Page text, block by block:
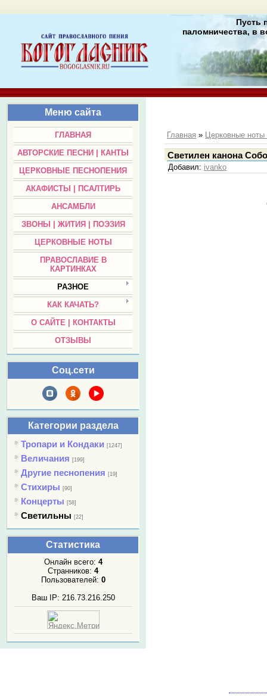
Пусть
паломничества, в
Меню сайта
ГЛАВНАЯ
АВТОРСКИЕ ПЕСНИ | КАНТЫ
ЦЕРКОВНЫЕ ПЕСНОПЕНИЯ
АКАФИСТЫ | ПСАЛТИРЬ
АНСАМБЛИ
ЗВОНЫ | ЖИТИЯ | ПОЭЗИЯ
ЦЕРКОВНЫЕ НОТЫ
ПРАВОСЛАВИЕ В
КАРТИНКАХ
РАЗНОЕ
КАК КАЧАТЬ?
О САЙТЕ | КОНТАКТЫ
ОТЗЫВЫ
Соц.сети
Категории раздела
Тропари и Кондаки [1247]
Величания [199]
Другие песнопения [19]
Стихиры [90]
Концерты [58]
Светильны [22]
Статистика
Онлайн всего: 4
Странников: 4
Пользователей: 0
Ваш IP: 216.73.216.250
Главная » Церковные ноты
Светилен канона
Добавил: ivanko